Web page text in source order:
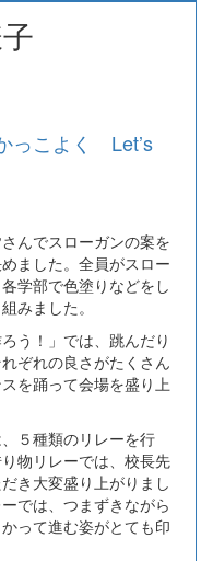
っこよく Let’s
んでスローガンの案を
ました。全員がスロー
学部で色塗りなどをし
みました。
う！」では、跳んだり
ぞれの良さがたくさん
を踊って会場を盛り上
５種類のリレーを行
物リレーでは、校長先
き大変盛り上がりまし
では、つまずきながら
って進む姿がとても印